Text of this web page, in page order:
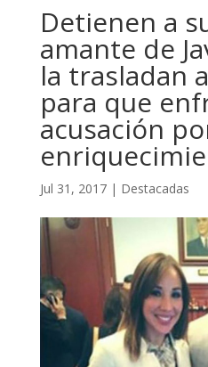
Detienen a
amante de
la trasladan
para que
acusación
Jul 31, 2017| Destacadas